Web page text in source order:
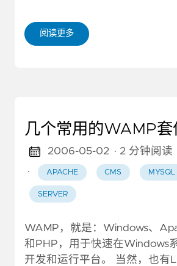
阅读更多
几个常用的WAMP套
2006-05-02 · 2 分钟阅读
·
APACHE CMS MYSQL
SERVER
WAMP，就是：Windows、
和PHP，用于快速在Windows
开发和运行平台。 当然，也有